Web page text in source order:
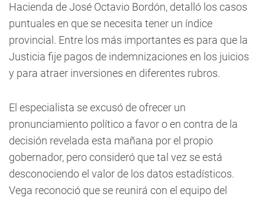
Hacienda de José Octavio Bordón, detalló los casos
puntuales en que se necesita tener un índice
provincial. Entre los más importantes es para que la
Justicia fije pagos de indemnizaciones en los juicios
y para atraer inversiones en diferentes rubros.
El especialista se excusó de ofrecer un
pronunciamiento político a favor o en contra de la
decisión revelada esta mañana por el propio
gobernador, pero consideró que tal vez se está
desconociendo el valor de los datos estadísticos.
Vega reconoció que se reunirá con el equipo del